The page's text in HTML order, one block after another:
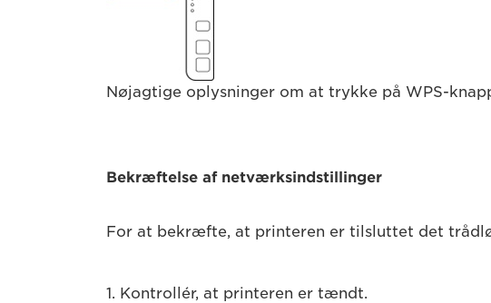
Nøjagtige oplysninger om at trykke på WPS-
Bekræftelse af netværksindstillinger
For at bekræfte, at printeren er tilsluttet det
1. Kontrollér, at printeren er tændt.